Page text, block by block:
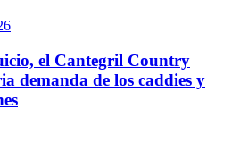
el Cantegril Country
demanda de los caddies y